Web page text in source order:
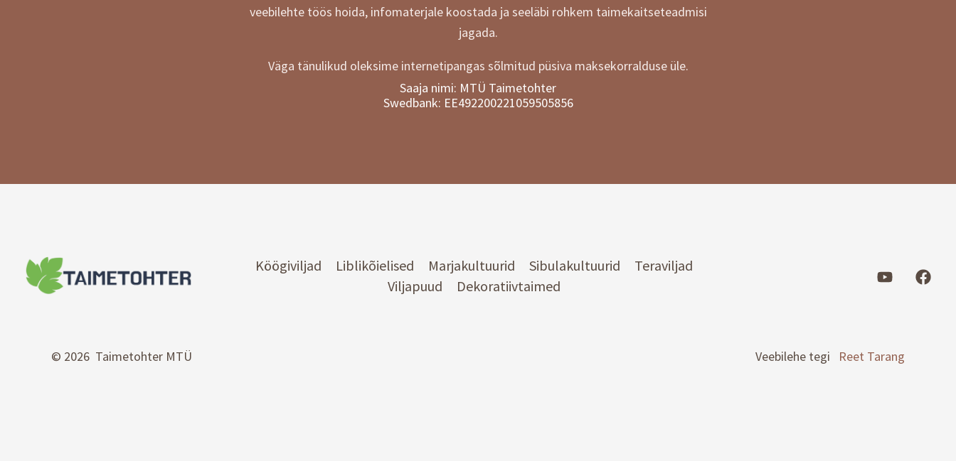
veebilehte töös hoida, infomaterjale koostada ja seeläbi rohkem taimekaitseteadmisi
jagada.
Väga tänulikud oleksime internetipangas sõlmitud püsiva maksekorralduse üle.
Saaja nimi: MTÜ Taimetohter
Swedbank: EE492200221059505856
Köögiviljad Liblikõielised Marjakultuurid Sibulakultuurid
Teraviljad
Viljapuud
Dekoratiivtaimed
© 2026 Taimetohter MTÜ Veebilehe tegi Reet Tarang